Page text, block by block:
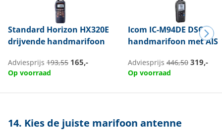
Standard Horizon HX320E
drijvende handmarifoon
Adviesprijs 193,55 165,-
Op voorraad
Icom IC-M94DE DSC
handmarifoon met AIS
Adviesprijs 446,50 319,-
Op voorraad
14. Kies de juiste marifoon antenne